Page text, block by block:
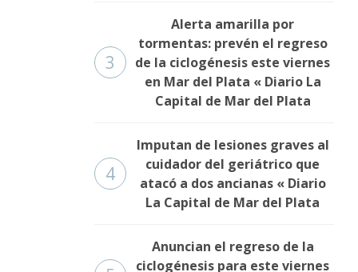
3
Alerta amarilla por
tormentas: prevén el regreso
de la ciclogénesis este viernes
en Mar del Plata « Diario La
Capital de Mar del Plata
4
Imputan de lesiones graves al
cuidador del geriátrico que
atacó a dos ancianas « Diario
La Capital de Mar del Plata
Anuncian el regreso de la
ciclogénesis para este viernes